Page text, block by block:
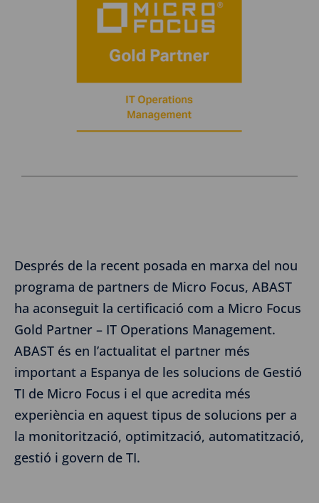
Després de la recent posada en marxa del nou
programa de partners de Micro Focus, ABAST
ha aconseguit la certificació com a Micro Focus
Gold Partner – IT Operations Management.
ABAST és en l’actualitat el partner més
important a Espanya de les solucions de Gestió
TI de Micro Focus i el que acredita més
experiència en aquest tipus de solucions per a
la monitorització, optimització, automatització,
gestió i govern de TI.